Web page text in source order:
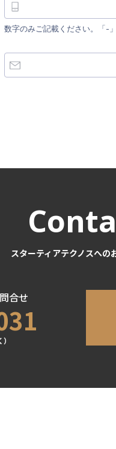
スターティアテクノスへの
合せ